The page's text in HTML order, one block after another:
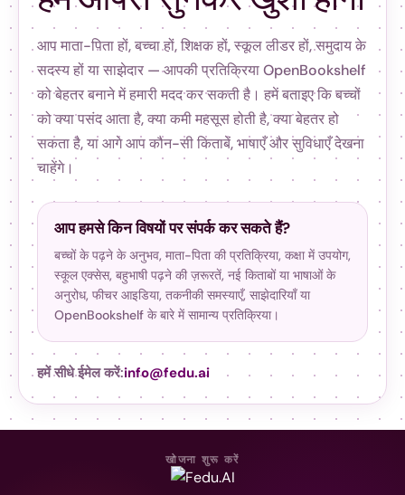
आप माता-पिता हों, बच्चा हों, शिक्षक हों, स्कूल लीडर हों, समुदाय के
सदस्य हों या साझेदार — आपकी प्रतिक्रिया OpenBookshelf
को बेहतर बनाने में हमारी मदद कर सकती है। हमें बताइए कि बच्चों
को क्या पसंद आता है, क्या कमी महसूस होती है, क्या बेहतर हो
सकता है, या आगे आप कौन-सी किताबें, भाषाएँ और सुविधाएँ देखना
चाहेंगे।
आप हमसे किन विषयों पर संपर्क कर सकते हैं?
बच्चों के पढ़ने के अनुभव, माता-पिता की प्रतिक्रिया, कक्षा में उपयोग,
स्कूल एक्सेस, बहुभाषी पढ़ने की ज़रूरतें, नई किताबों या भाषाओं के
अनुरोध, फीचर आइडिया, तकनीकी समस्याएँ, साझेदारियाँ या
OpenBookshelf के बारे में सामान्य प्रतिक्रिया।
हमें सीधे ईमेल करें:info@fedu.ai
खोजना शुरू करें